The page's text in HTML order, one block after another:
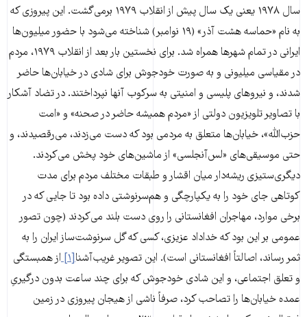
سال ۱۹۷۸ یعنی یک سال پیش از انقلاب ۱۹۷۹ برمی‌گشت. این پیروزی که
به نام «حماسه هشت آذر» (۱۹ نوامبر) شناخته می‌شود با حضور میلیون‌ها
ایرانی در تمام شهرها همراه شد. برای نخستین بار بعد از انقلاب ۱۹۷۹، مردم
در مقیاسی میلیونی و به صورت خودجوش برای شادی در خیابان‌ها حاضر
شدند، و نیروهای پلیسی و امنیتی به سرکوب آنها نپرداختند. در تضاد آشکار
با تصاویر تلویزیون دولتی از «مردم همیشه حاضر در صحنه» و «امت
حزب‌الله»، خیابان‌ها متعلق به مردمی بود که دست‌ می‌زدند، می‌رقصیدند، و
حتی موسیقی‌های «لس‌آنجلسی» از ماشین‌های خود پخش می‌کردند.
دیگری‌ستیزی ریشه‌دار میان اقشار و طبقات مختلف مردم برای مدت
کوتاهی جای خود را به یکپارچگی و هم‌سرنوشتی داده بود تا جایی که در
برخی موارد، مهاجران افغانستانی را روی دست بلند می‌کردند (چون تصور
عمومی بر این بود که خداداد عزیزی، کسی که گل سرنوشت‌ساز ایران را به
ثمر رساند، اصالتاً افغانستانی است). این تصویر غریب‌آشنا[۱]
از همبستگی
و تعلق اجتماعی، و این شادی خودجوش که برای چند ساعت بدون درگیریِ
عمده خیابان‌ها را تصاحب کرد، صرفاً ناشی از هیجان پیروزی در زمین